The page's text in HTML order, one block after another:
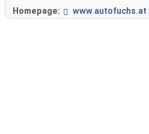
Homepage: www.autofuchs.at